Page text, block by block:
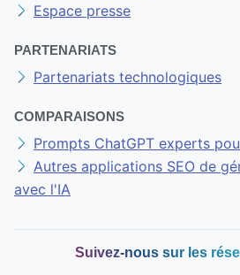
Espace presse
PARTENARIATS
Partenariats technologiques
COMPARAISONS
Prompts ChatGPT experts
Autres applications SEO de
avec l'IA
Suivez-nous sur les